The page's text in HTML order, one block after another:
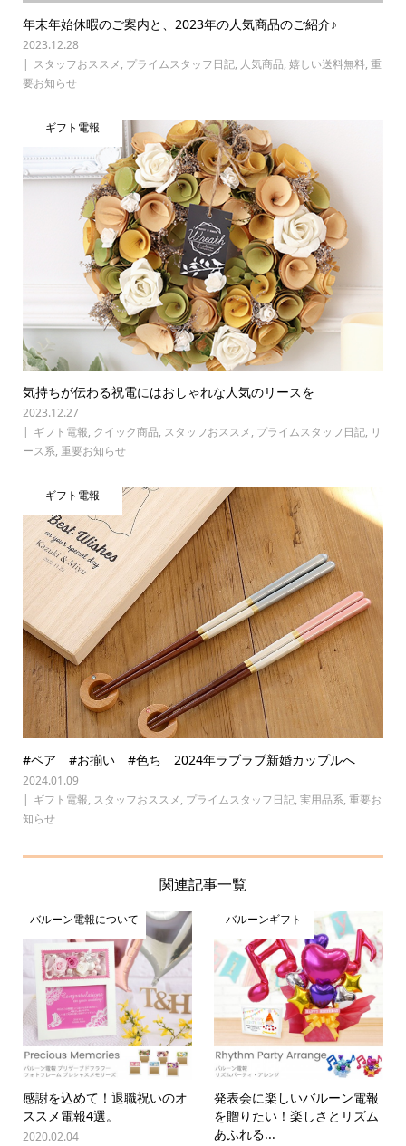
年末年始休暇のご案内と、2023年の人気商品のご紹介♪
2023.12.28
スタッフおススメ, プライムスタッフ日記, 人気商品, 嬉しい送料無料, 重
要お知らせ
ギフト電報
気持ちが伝わる祝電にはおしゃれな人気のリースを
2023.12.27
ギフト電報, クイック商品, スタッフおススメ, プライムスタッフ日記, リ
ース系, 重要お知らせ
ギフト電報
#ペア #お揃い #色ち 2024年ラブラブ新婚カップルへ
2024.01.09
ギフト電報, スタッフおススメ, プライムスタッフ日記, 実用品系, 重要お
知らせ
関連記事一覧
バルーン電報について
感謝を込めて！退職祝いのオ
ススメ電報4選。
2020.02.04
バルーンギフト
発表会に楽しいバルーン電報
を贈りたい！楽しさとリズム
あふれる...